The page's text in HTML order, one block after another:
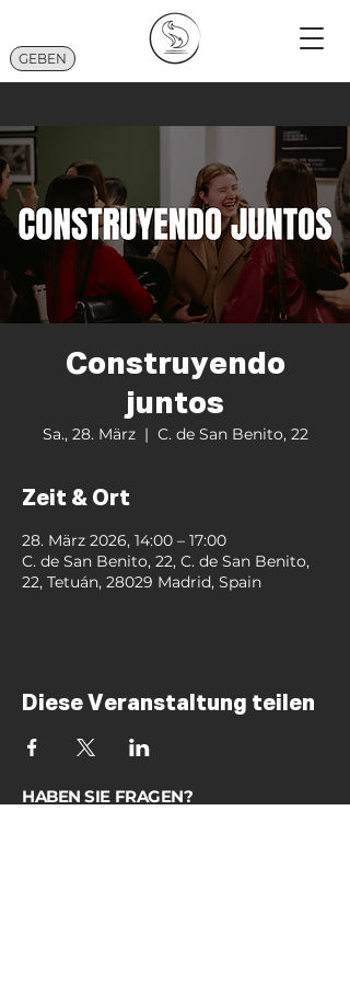
GEBEN
Construyendo
juntos
Sa., 28. März
  |
C. de San Benito, 22
Zeit & Ort
28. März 2026, 14:00 – 17:00
C. de San Benito, 22, C. de San Benito,
22, Tetuán, 28029 Madrid, Spain
Diese Veranstaltung teilen
HABEN SIE FRAGEN?